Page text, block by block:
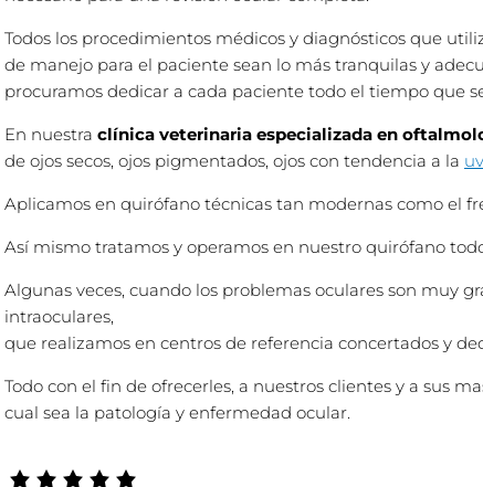
Todos los procedimientos médicos y diagnósticos que
de manejo para el paciente sean lo más tranquilas y
procuramos dedicar a cada paciente todo el tiempo que
En nuestra clínica veterinaria especializada en
de ojos secos, ojos pigmentados, ojos con tendencia a la
Aplicamos en quirófano técnicas tan modernas como el
Así mismo tratamos y operamos en nuestro quirófano
Algunas veces, cuando los problemas oculares son muy
intraoculares,
que realizamos en centros de referencia concertados y
Todo con el fin de ofrecerles, a nuestros clientes y a sus
cual sea la patología y enfermedad ocular.